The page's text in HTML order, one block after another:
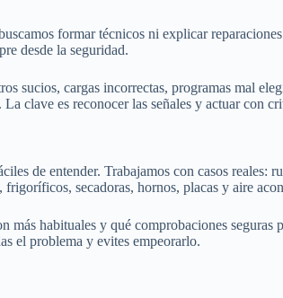
formar técnicos ni explicar
desde la seguridad.
sucios, cargas incorrectas, programas mal
clave es reconocer las señales y actuar con
de entender. Trabajamos con casos
secadoras, hornos, placas y aire
más habituales y qué comprobaciones
el problema y evites empeorarlo.